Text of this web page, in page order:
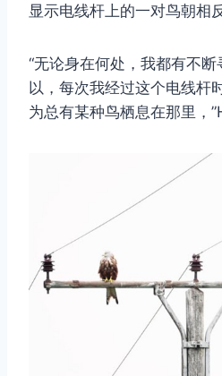
显示电线杆上的一对鸟朝相
“无论身在何处，我都有不
以，每次我经过这个电线杆
为总有某种鸟栖息在那里，